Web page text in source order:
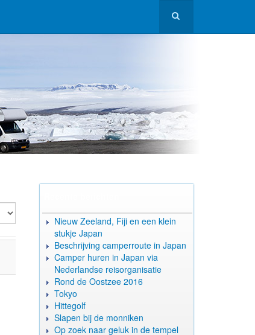
Nieuw Zeeland, Fiji en een klein
stukje Japan
Beschrijving camperroute in Japan
Camper huren in Japan via
Nederlandse reisorganisatie
Rond de Oostzee 2016
Tokyo
Hittegolf
Slapen bij de monniken
Op zoek naar geluk in de tempel